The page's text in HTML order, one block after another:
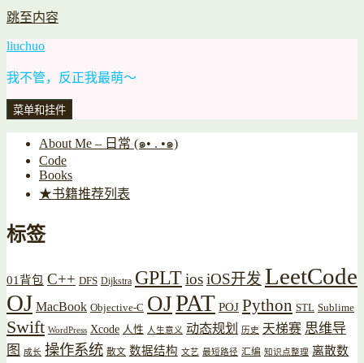
跳至内容
liuchuo
我不管，反正我最萌～
菜单和挂件
About Me – 日常 (๑• . •๑)
Code
Books
★书籍推荐列表
标签
01背包 C++ DFS Dijkstra GPLTiosiOS开发 LeetCode
OJ MacBook Objective-C OJPAT POJ Python STL Sublime
Swift WordPress Xcode 人性 人生意义 动态规划 历史 天梯赛 思维导
图
成长 操作系统 散文 数据结构 文艺 最短路径 汇编 知识点整理 离散数